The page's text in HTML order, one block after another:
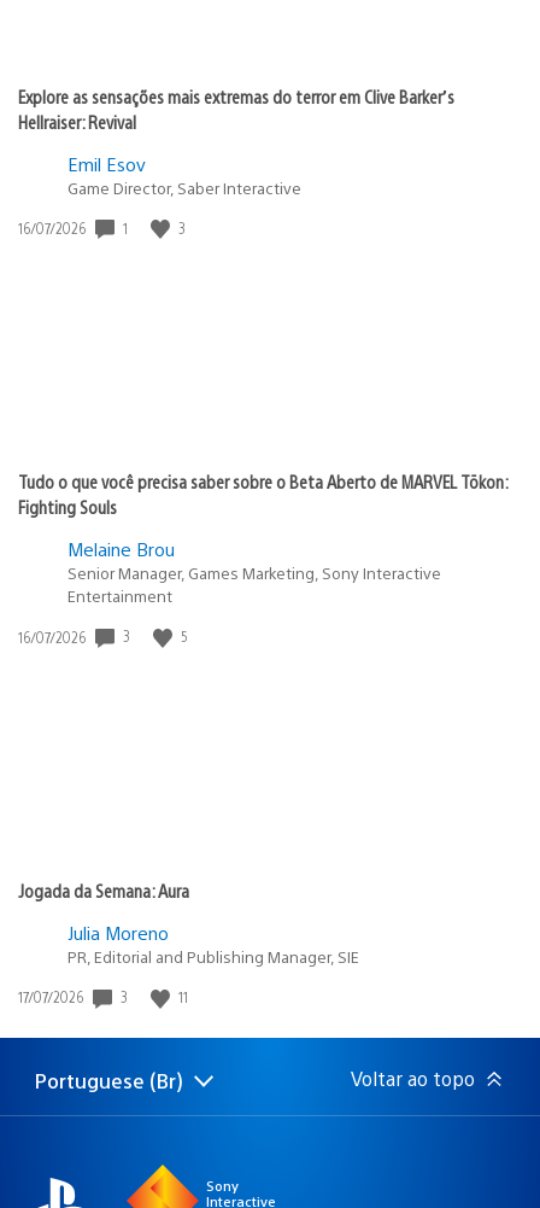
Explore as sensações mais extremas do terror em Clive Barker’s
Hellraiser: Revival
Emil Esov
Game Director, Saber Interactive
Data
16/07/2026 1 3
Tudo o que você precisa saber sobre o Beta Aberto de MARVEL Tōkon:
Fighting Souls
Melaine Brou
Senior Manager, Games Marketing, Sony Interactive
Entertainment
Data
16/07/2026 3 5
Jogada da Semana: Aura
Julia Moreno
PR, Editorial and Publishing Manager, SIE
Data
publicação:
17/07/2026 3 11
Selecione
Região
Portuguese (Br) Voltar ao topo
Sony
Interactive